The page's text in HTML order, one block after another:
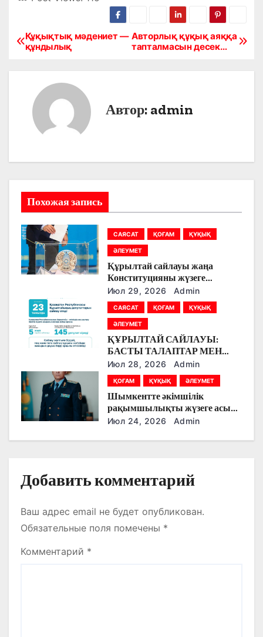
Н
а
я
п
о
и
с
я
м
Авторлық құқық аяққа
тапталмасын десек…
Құқықтық мәдениет —
құндылық
Автор: admin
Похожая запись
САЯСАТ ҚОҒАМ ҚҰҚЫҚ
ӘЛЕУМЕТ
Құрылтай сайлауы жаңа
Конституцияны жүзеге
асырудың алғашқы кезеңі
болады
Июл 29, 2026 Admin
САЯСАТ ҚОҒАМ ҚҰҚЫҚ
ӘЛЕУМЕТ
ҚҰРЫЛТАЙ САЙЛАУЫ:
БАСТЫ ТАЛАПТАР МЕН
ЕРЕКШЕЛІКТЕР
Июл 28, 2026 Admin
ҚОҒАМ ҚҰҚЫҚ ӘЛЕУМЕТ
Шымкентте әкімшілік
рақымшылықты жүзеге асыру
қорытындылары шығарылды
Июл 24, 2026 Admin
Добавить комментарий
Ваш адрес email не будет опубликован.
Обязательные поля помечены *
Комментарий *